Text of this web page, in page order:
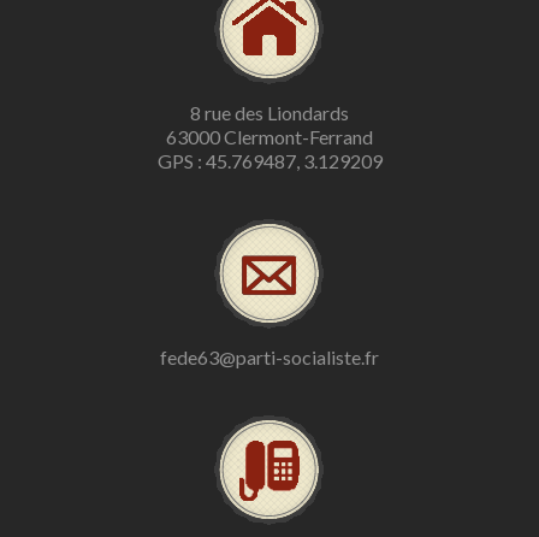
8 rue des Liondards
63000 Clermont-Ferrand
GPS : 45.769487, 3.129209
fede63@parti-socialiste.fr